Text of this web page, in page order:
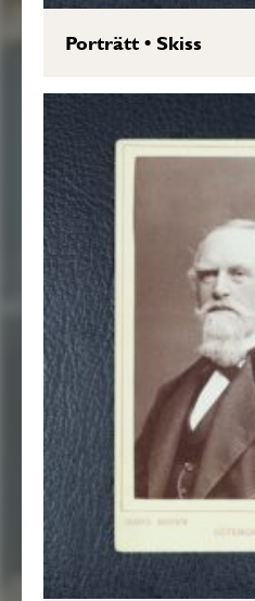
Porträtt•Skiss